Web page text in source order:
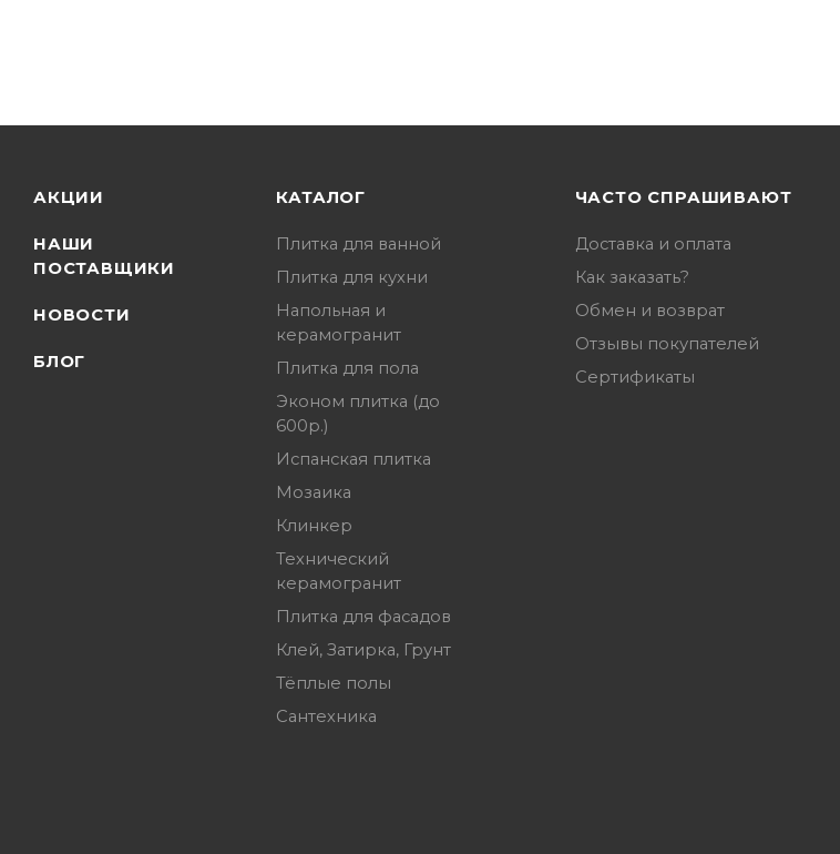
АКЦИИ
НАШИ
ПОСТАВЩИКИ
НОВОСТИ
БЛОГ
КАТАЛОГ
Плитка для ванной
Плитка для кухни
Напольная и
керамогранит
Плитка для пола
Эконом плитка (до
600р.)
Испанская плитка
Мозаика
Клинкер
Технический
керамогранит
Плитка для фасадов
Клей, Затирка, Грунт
Тёплые полы
Сантехника
ЧАСТО СПРАШИВАЮТ
Доставка и оплата
Как заказать?
Обмен и возврат
Отзывы покупателей
Сертификаты